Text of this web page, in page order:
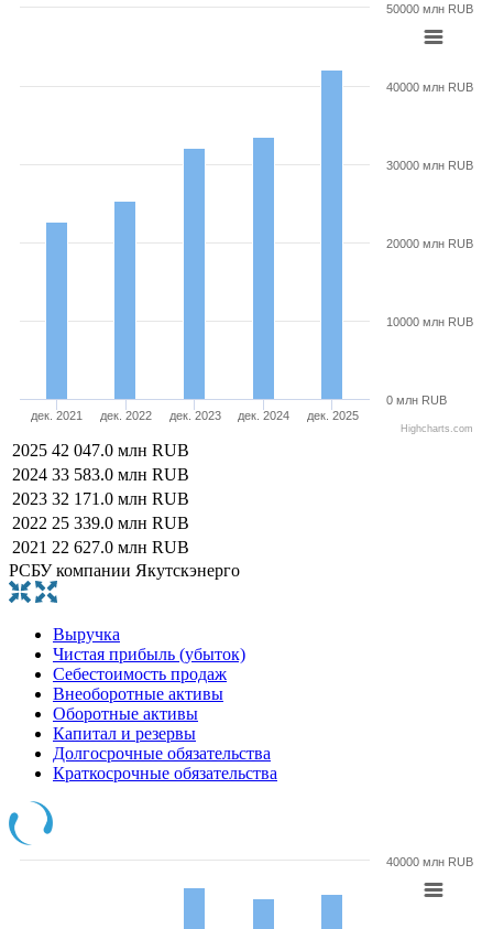
дек. 2021 дек. 2022 дек. 2023 дек. 2024 дек. 2025
0 млн RUB
10000 млн RUB
20000 млн RUB
30000 млн RUB
40000 млн RUB
50000 млн RUB
Highcharts.com
2025 42 047.0 млн RUB
2024 33 583.0 млн RUB
2023 32 171.0 млн RUB
2022 25 339.0 млн RUB
2021 22 627.0 млн RUB
РСБУ компании Якутскэнерго
Выручка
Чистая прибыль (убыток)
Себестоимость продаж
Внеоборотные активы
Оборотные активы
Капитал и резервы
Долгосрочные обязательства
Краткосрочные обязательства
40000 млн RUB